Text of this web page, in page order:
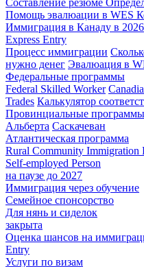
Помощь эвалюации в WES
Иммиграция в Канаду в 2026
Express Entry
Процесс иммиграции
нужно денег Эвалюация в
Федеральные программы
Federal Skilled Worker
Trades Калькулятор
Провинциальные программы
Альберта Саскачеван
Атлантическая программа
Rural Community Immigration
Self-employed Person
на паузе до 2027
Иммиграция через обучение
Семейное спонсорство
Для нянь и сиделок
закрыта
Оценка шансов на
Entry
Услуги по визам